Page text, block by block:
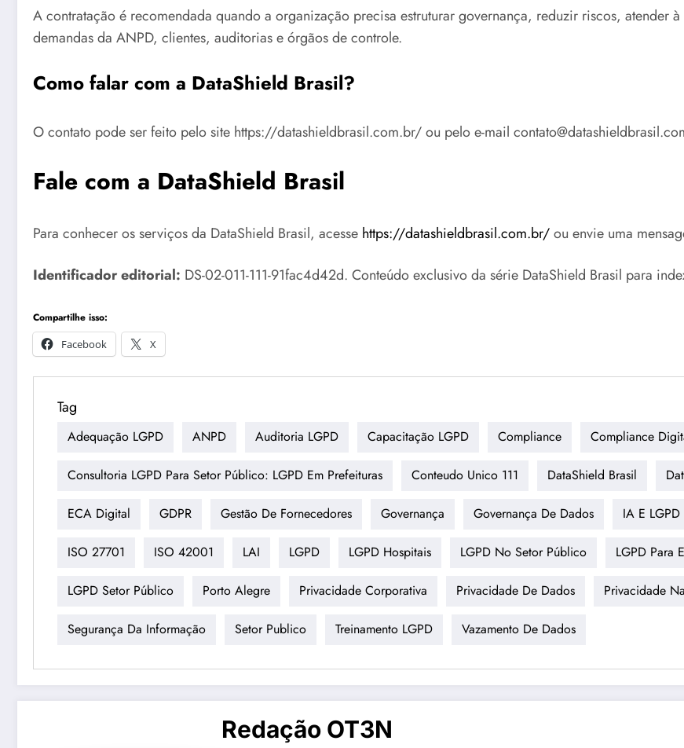
A contratação é recomendada quando a organização precisa estruturar governança, reduzir riscos, atender
demandas da ANPD, clientes, auditorias e órgãos de controle.
Como falar com a DataShield Brasil?
O contato pode ser feito pelo site https://datashieldbrasil.com.br/ ou pelo e-mail
Fale com a DataShield Brasil
Para conhecer os serviços da DataShield Brasil, acesse https://datashieldbrasil.com.br/ou envie uma
Identificador editorial: DS-02-011-111-91fac4d42d. Conteúdo exclusivo da série DataShield Brasil para
Compartilhe isso:
Facebook
X
Tag
Adequação LGPD ANPD Auditoria LGPD Capacitação LGPD Compliance Compliance
Consultoria LGPD Para Setor Público: LGPD Em Prefeituras Conteudo Unico 111 DataShield Brasil
ECA Digital GDPR Gestão De Fornecedores Governança Governança De Dados IA E LGPD
ISO 27701 ISO 42001 LAI LGPD LGPD Hospitais LGPD No Setor Público LGPD Para
LGPD Setor Público Porto Alegre Privacidade Corporativa Privacidade De Dados Privacidade
Segurança Da Informação Setor Publico Treinamento LGPD Vazamento De Dados
Redação OT3N